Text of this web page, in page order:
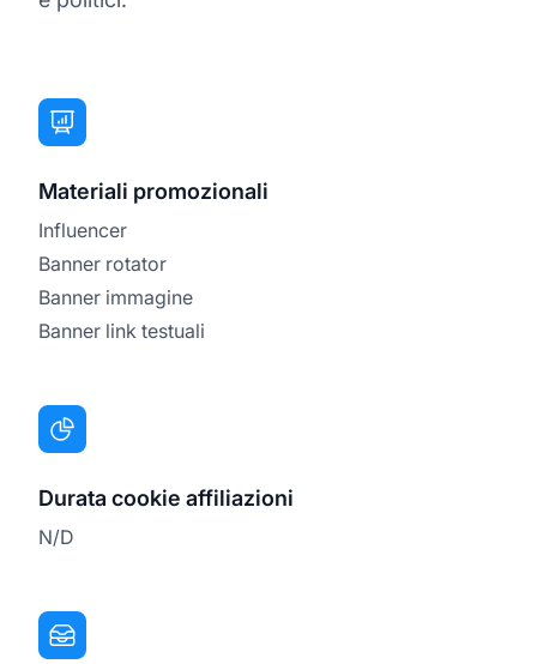
Materiali promozionali
Influencer
Banner rotator
Banner immagine
Banner link testuali
Durata cookie affiliazioni
N/D